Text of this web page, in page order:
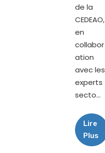
de la
CEDEAO,
en
collabor
ation
avec les
experts
secto...
Lire
Plus